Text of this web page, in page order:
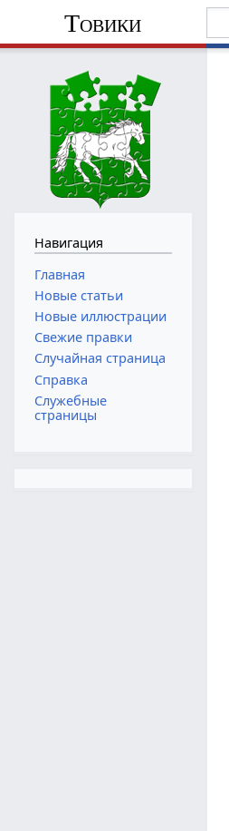
Товики
Навигация
Главная
Новые статьи
Новые иллюстрации
Свежие правки
Случайная страница
Справка
Служебные
страницы